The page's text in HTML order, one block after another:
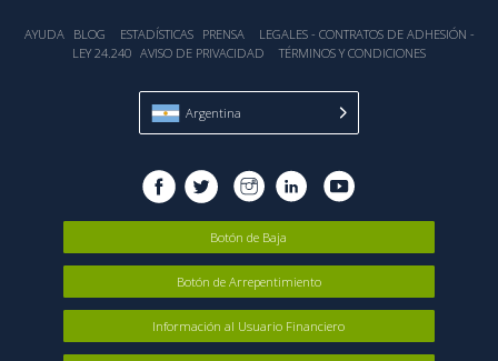
AYUDA BLOG ESTADÍSTICA‎S PRENSA
LEGALES - CONTRATOS DE ADHESIÓN -
LEY 24.240 AVISO DE PRIVACIDAD TÉRMINOS Y CONDICIONES
Argentina
Botón de Baja
Botón de Arrepentimiento
Información al Usuario Financiero